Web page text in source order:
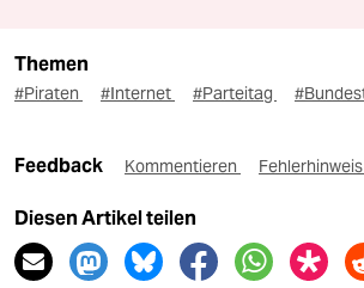
Themen
#Piraten #Internet #Parteitag
Feedback Kommentieren Fehlerhinweis
Diesen Artikel teilen